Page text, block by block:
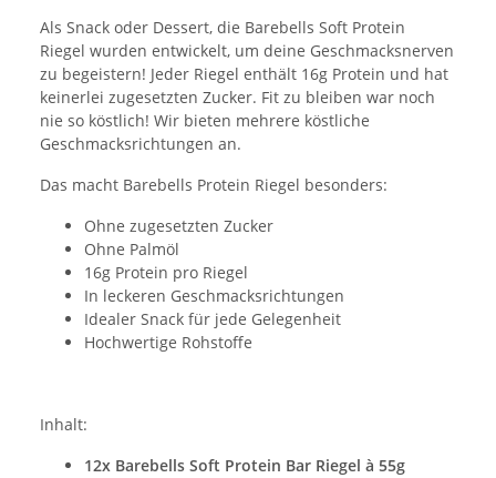
Als Snack oder Dessert, die Barebells Soft Protein
Riegel wurden entwickelt, um deine Geschmacksnerven
zu begeistern! Jeder Riegel enthält 16g Protein und hat
keinerlei zugesetzten Zucker. Fit zu bleiben war noch
nie so köstlich! Wir bieten mehrere köstliche
Geschmacksrichtungen an.
Das macht Barebells Protein Riegel besonders:
Ohne zugesetzten Zucker
Ohne Palmöl
16g Protein pro Riegel
In leckeren Geschmacksrichtungen
Idealer Snack für jede Gelegenheit
Hochwertige Rohstoffe
Inhalt:
12x Barebells Soft Protein Bar Riegel à 55g